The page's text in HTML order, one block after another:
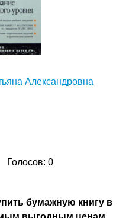
Александровна
Голосов:0
бумажную книгу в